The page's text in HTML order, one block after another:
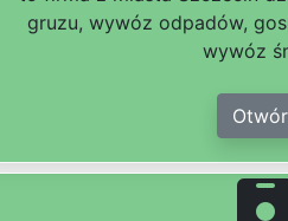
gruzu, wywóz odpadów,
wywóz